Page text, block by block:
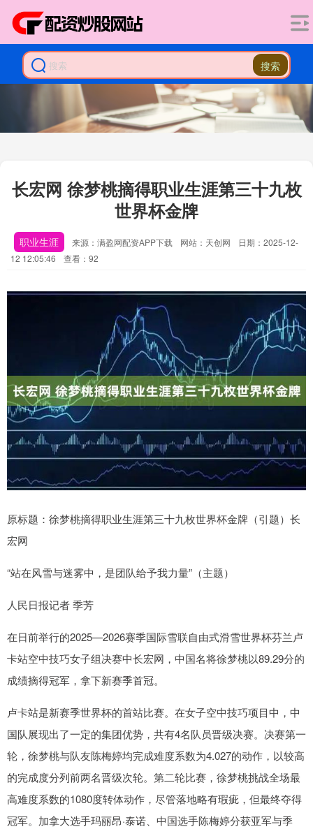
搜索
长宏网 徐梦桃摘得职业生涯第三十九枚
世界杯金牌
职业生涯 来源：满盈网配资APP下载 网站：天创网
日期：2025-12-
12 12:05:46
查看：92
原标题：徐梦桃摘得职业生涯第三十九枚世界杯金牌（引题）长
宏网
“站在风雪与迷雾中，是团队给予我力量”（主题）
人民日报记者 季芳
在日前举行的2025—2026赛季国际雪联自由式滑雪世界杯芬兰卢
卡站空中技巧女子组决赛中长宏网，中国名将徐梦桃以89.29分的
成绩摘得冠军，拿下新赛季首冠。
卢卡站是新赛季世界杯的首站比赛。在女子空中技巧项目中，中
国队展现出了一定的集团优势，共有4名队员晋级决赛。决赛第一
轮，徐梦桃与队友陈梅婷均完成难度系数为4.027的动作，以较高
的完成度分列前两名晋级次轮。第二轮比赛，徐梦桃挑战全场最
高难度系数的1080度转体动作，尽管落地略有瑕疵，但最终夺得
冠军。加拿大选手玛丽昂·泰诺、中国选手陈梅婷分获亚军与季